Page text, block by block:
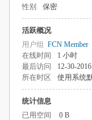
性别 保密
活跃概况
用户组 FCN Member
在线时间
1 小时
最后访问
12-30-
所在时区
使用系统
统计信息
已用空间
0 B